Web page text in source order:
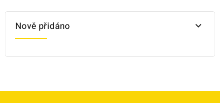
Nově přidáno 